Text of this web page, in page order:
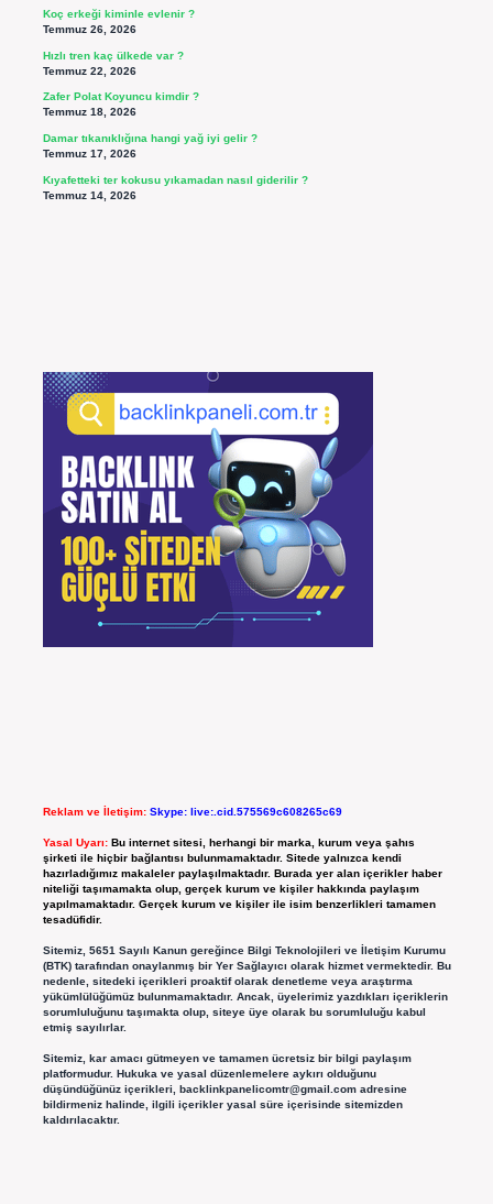
Koç erkeği kiminle evlenir ?
Temmuz 26, 2026
Hızlı tren kaç ülkede var ?
Temmuz 22, 2026
Zafer Polat Koyuncu kimdir ?
Temmuz 18, 2026
Damar tıkanıklığına hangi yağ iyi gelir ?
Temmuz 17, 2026
Kıyafetteki ter kokusu yıkamadan nasıl giderilir ?
Temmuz 14, 2026
Reklam ve İletişim: Skype: live:.cid.575569c608265c69
Yasal Uyarı: Bu internet sitesi, herhangi bir marka, kurum veya şahıs
şirketi ile hiçbir bağlantısı bulunmamaktadır. Sitede yalnızca kendi
hazırladığımız makaleler paylaşılmaktadır. Burada yer alan içerikler haber
niteliği taşımamakta olup, gerçek kurum ve kişiler hakkında paylaşım
yapılmamaktadır. Gerçek kurum ve kişiler ile isim benzerlikleri tamamen
tesadüfidir.
Sitemiz, 5651 Sayılı Kanun gereğince Bilgi Teknolojileri ve İletişim Kurumu
(BTK) tarafından onaylanmış bir Yer Sağlayıcı olarak hizmet vermektedir. Bu
nedenle, sitedeki içerikleri proaktif olarak denetleme veya araştırma
yükümlülüğümüz bulunmamaktadır. Ancak, üyelerimiz yazdıkları içeriklerin
sorumluluğunu taşımakta olup, siteye üye olarak bu sorumluluğu kabul
etmiş sayılırlar.
Sitemiz, kar amacı gütmeyen ve tamamen ücretsiz bir bilgi paylaşım
platformudur. Hukuka ve yasal düzenlemelere aykırı olduğunu
düşündüğünüz içerikleri, backlinkpanelicomtr@gmail.comadresine
bildirmeniz halinde, ilgili içerikler yasal süre içerisinde sitemizden
kaldırılacaktır.